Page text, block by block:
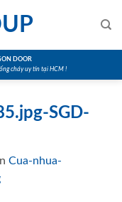
DOOR
cháy uy tín tại HCM !
SGD-
Cua-nhua-